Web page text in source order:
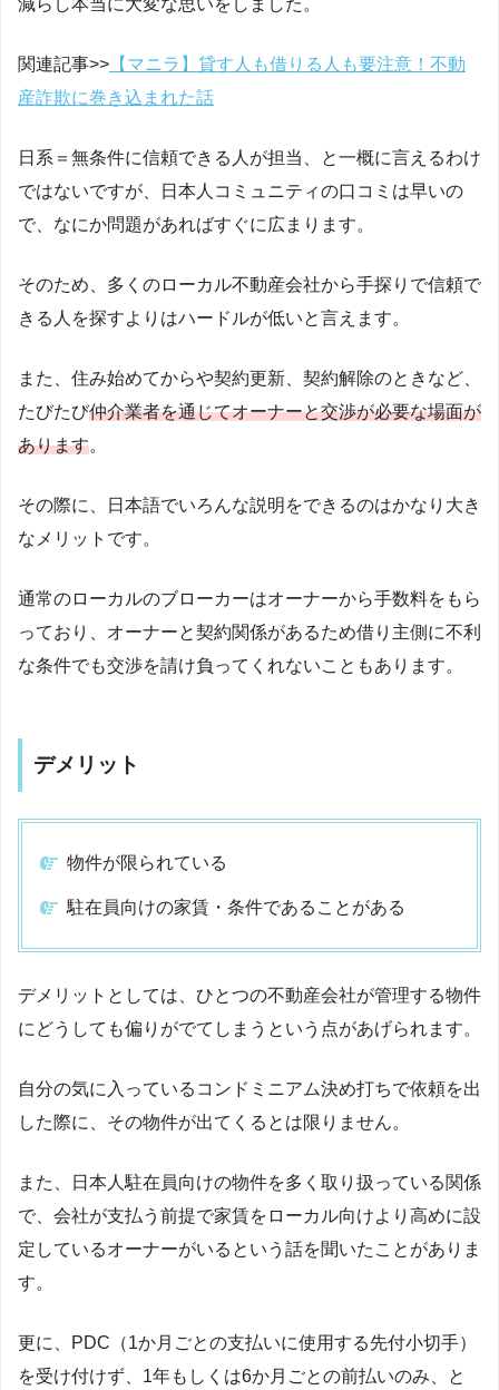
関連記事>> 【マニラ】貸す人も借りる人も要注意！不動
産詐欺に巻き込まれた話
日系＝無条件に信頼できる人が担当、と一概に言えるわけ
ではないですが、日本人コミュニティの口コミは早いの
で、なにか問題があればすぐに広まります。
そのため、多くのローカル不動産会社から手探りで信頼で
きる人を探すよりはハードルが低いと言えます。
また、住み始めてからや契約更新、契約解除のときなど、
たびたび仲介業者を通じてオーナーと交渉が必要な場面が
あります。
その際に、日本語でいろんな説明をできるのはかなり大き
なメリットです。
通常のローカルのブローカーはオーナーから手数料をもら
っており、オーナーと契約関係があるため借り主側に不利
な条件でも交渉を請け負ってくれないこともあります。
デメリット
物件が限られている
駐在員向けの家賃・条件であることがある
デメリットとしては、ひとつの不動産会社が管理する物件
にどうしても偏りがでてしまうという点があげられます。
自分の気に入っているコンドミニアム決め打ちで依頼を出
した際に、その物件が出てくるとは限りません。
また、日本人駐在員向けの物件を多く取り扱っている関係
で、会社が支払う前提で家賃をローカル向けより高めに設
定しているオーナーがいるという話を聞いたことがありま
す。
更に、PDC（1か月ごとの支払いに使用する先付小切手）
を受け付けず、1年もしくは6か月ごとの前払いのみ、と